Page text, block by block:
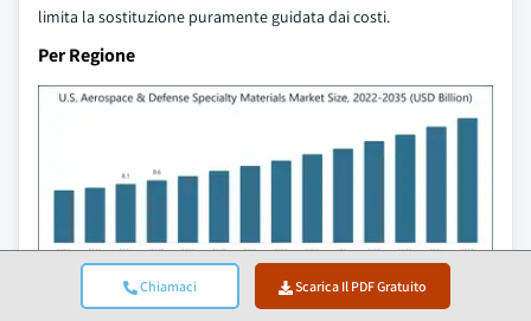
Chiamaci Scarica Il PDF Gratuito
limita la sostituzione puramente guidata dai costi.
Per Regione
Ottieni approfondimenti dettagliati sui principali